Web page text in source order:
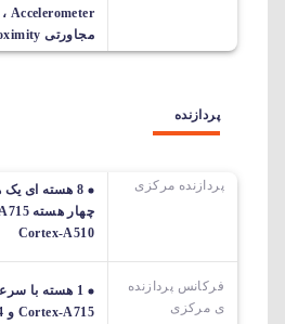
مجاورتی Proximity
پردازنده
پردازنده مرکزی
Cortex-A510
فرکانس پردازنده
ی مرکزی